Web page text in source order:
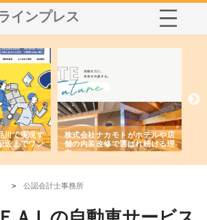
インプレス
川で実現す
送までワン
株式会社ナカモトがホテルや店
舗の内装改修で選ばれ続ける理
由
>公認会計士事務所